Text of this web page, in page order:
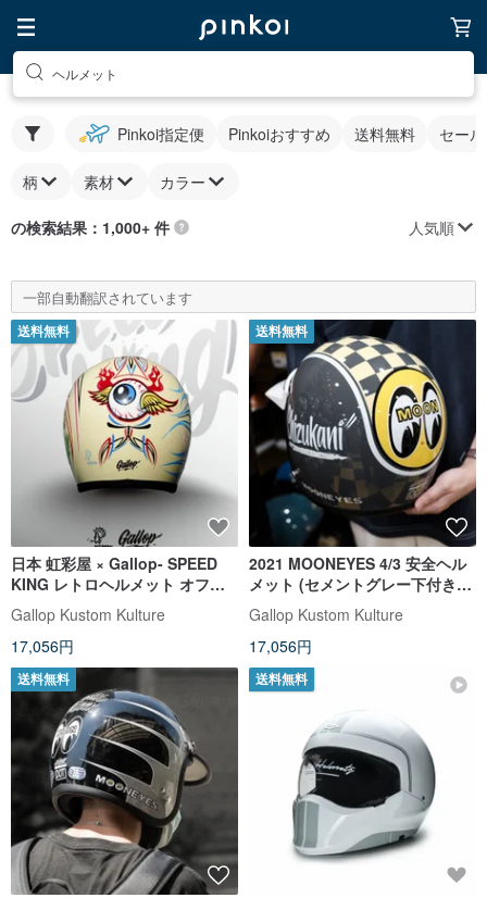
ヘルメット
Pinkoi指定便 Pinkoiおすすめ 送料無料 セー
柄 素材 カラー
の検索結果：1,000+ 件 人気順
一部自動翻訳されています
送料無料
日本 虹彩屋 × Gallop- SPEED
KING レトロヘルメット オフホ
ワイト
Gallop Kustom Kulture
17,056円
送料無料
2021 MOONEYES 4/3 安全ヘル
メット (セメントグレー下付きエ
リア) GALLOP ジョイントモデ
ル
Gallop Kustom Kulture
17,056円
送料無料 送料無料